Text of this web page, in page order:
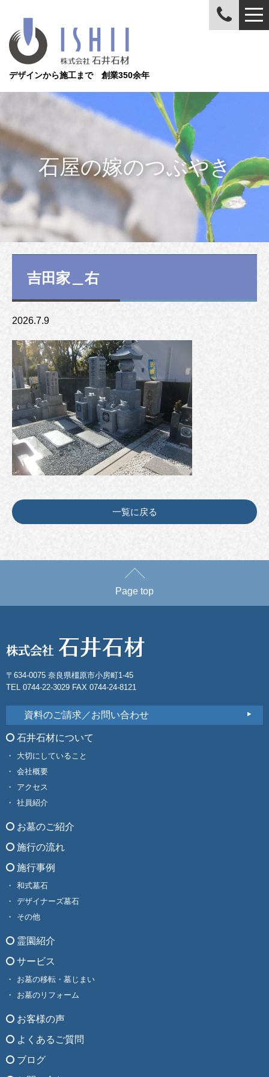
デザインから施工まで 創業350余年
石屋の嫁のつぶやき
吉田家＿右
2026.7.9
一覧に戻る
Page top
〒634-0075 奈良県橿原市小房町1-45
TEL 0744-22-3029 FAX 0744-24-8121
資料のご請求／お問い合わせ
石井石材について
大切にしていること
会社概要
アクセス
社員紹介
お墓のご紹介
施行の流れ
施行事例
和式墓石
デザイナーズ墓石
その他
霊園紹介
サービス
お墓の移転・墓じまい
お墓のリフォーム
お客様の声
よくあるご質問
ブログ